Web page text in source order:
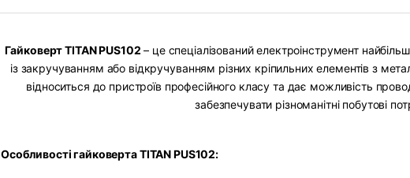
Гайковерт TITAN PUS102 – це спеціалізований електроінструмент
із закручуванням або відкручуванням різних кріпильних елементів з
відноситься до пристроїв професійного класу та дає можливість
забезпечувати різноманітні побутові
Особливості гайковерта TITAN PUS102: